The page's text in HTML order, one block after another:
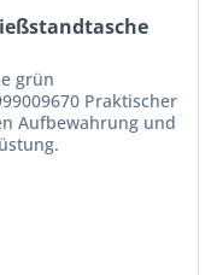
grün
Praktischer
Aufbewahrung und